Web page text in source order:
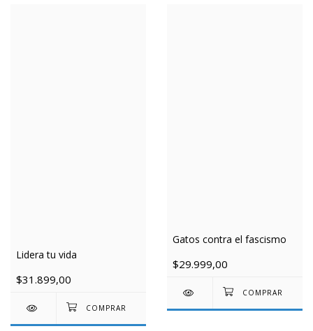
Lidera tu vida
$31.899,00
Gatos contra el fascismo
$29.999,00